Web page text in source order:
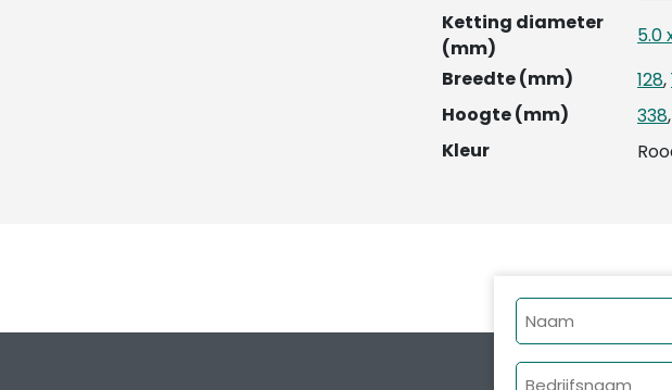
Ketting diameter
(mm)
5.0
Breedte (mm)
128,
Hoogte (mm)
338
Kleur
Naam
Bedrijfsnaam